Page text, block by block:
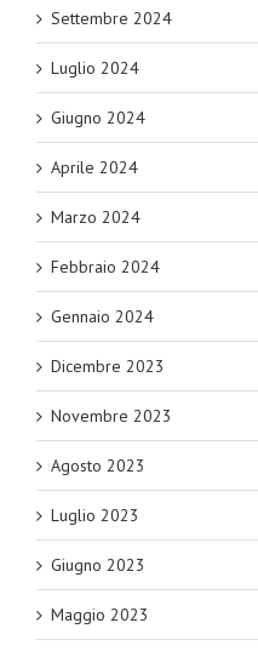
Settembre 2024
Luglio 2024
Giugno 2024
Aprile 2024
Marzo 2024
Febbraio 2024
Gennaio 2024
Dicembre 2023
Novembre 2023
Agosto 2023
Luglio 2023
Giugno 2023
Maggio 2023